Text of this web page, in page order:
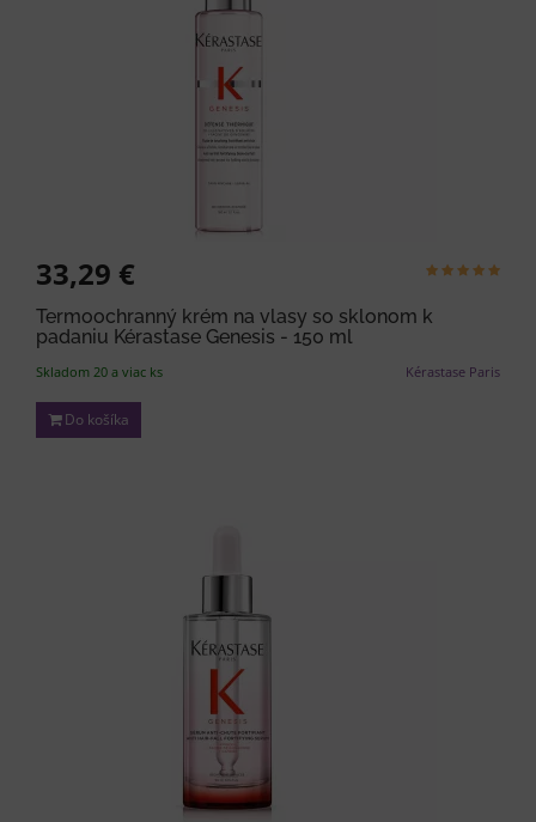
33,29 €
Termoochranný krém na vlasy so sklonom k
padaniu Kérastase Genesis - 150 ml
Kérastase Paris
Skladom 20 a viac ks
Do košíka